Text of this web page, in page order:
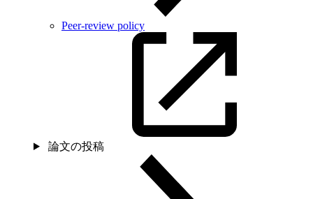
Peer-review policy
論文の投稿